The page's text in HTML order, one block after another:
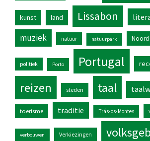
kunst land Lissabon
muziek natuur natuurpark
politiek Porto Portugal
reizen steden taal
toerisme traditie Trás-os-Montes
verbouwen Verkiezingen